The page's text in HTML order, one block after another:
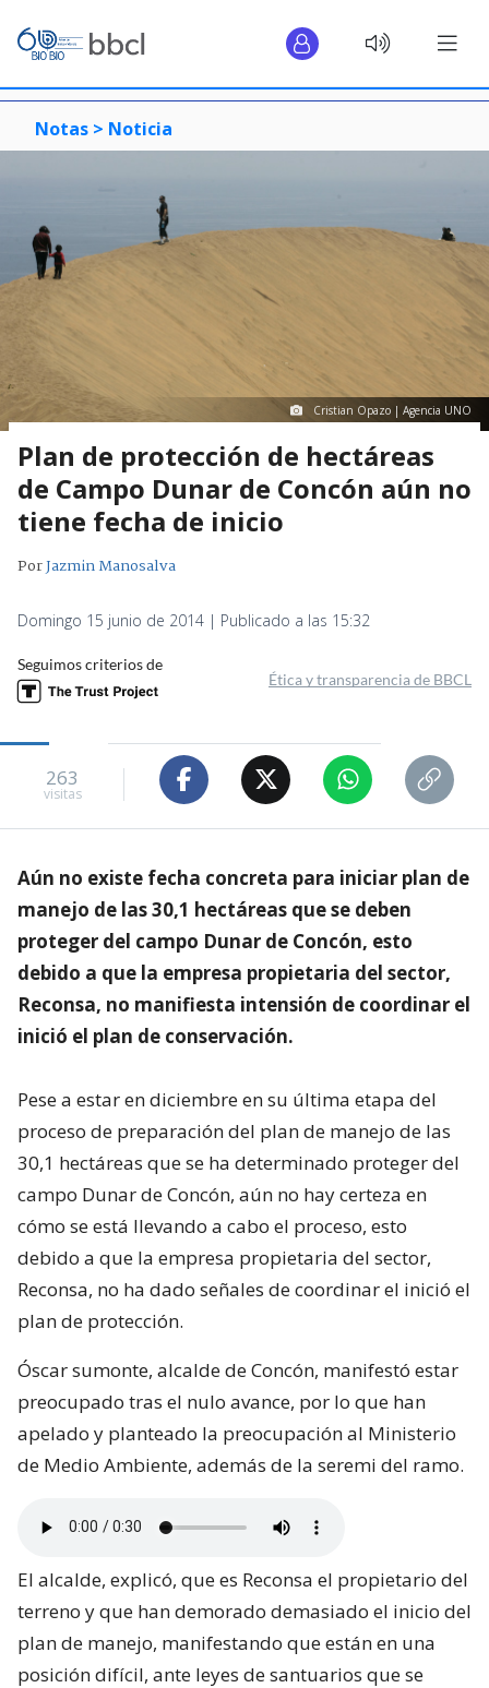
Notas > Noticia
Cristian Opazo | Agencia UNO
Plan de protección de hectáreas
de Campo Dunar de Concón aún no
tiene fecha de inicio
PorJazmin Manosalva
Domingo 15 junio de 2014 | Publicado a las 15:32
Seguimos criterios de
Ética y transparencia de BBCL
263
visitas
Aún no existe fecha concreta para iniciar plan de
manejo de las 30,1 hectáreas que se deben
proteger del campo Dunar de Concón, esto
debido a que la empresa propietaria del sector,
Reconsa, no manifiesta intensión de coordinar el
inició el plan de conservación.
Pese a estar en diciembre en su última etapa del
proceso de preparación del plan de manejo de las
30,1 hectáreas que se ha determinado proteger del
campo Dunar de Concón, aún no hay certeza en
cómo se está llevando a cabo el proceso, esto
debido a que la empresa propietaria del sector,
Reconsa, no ha dado señales de coordinar el inició el
plan de protección.
Óscar sumonte, alcalde de Concón, manifestó estar
preocupado tras el nulo avance, por lo que han
apelado y planteado la preocupación al Ministerio
de Medio Ambiente, además de la seremi del ramo.
El alcalde, explicó, que es Reconsa el propietario del
terreno y que han demorado demasiado el inicio del
plan de manejo, manifestando que están en una
posición difícil, ante leyes de santuarios que se